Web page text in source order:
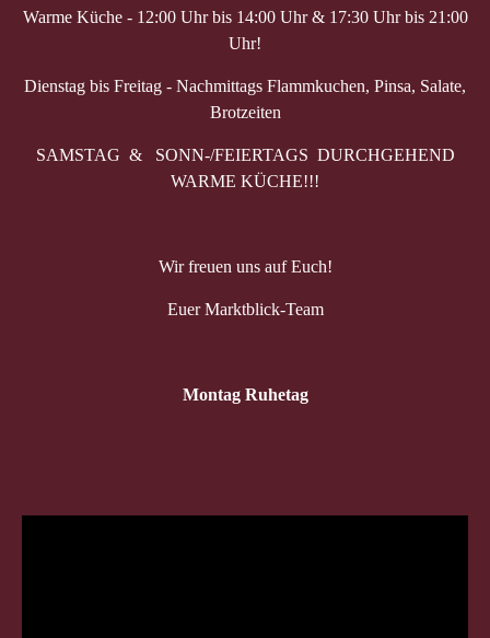
Warme Küche - 12:00 Uhr bis 14:00 Uhr & 17:30 Uhr bis 21:00
Uhr!
Dienstag bis Freitag - Nachmittags Flammkuchen, Pinsa, Salate,
Brotzeiten
SAMSTAG & SONN-/FEIERTAGS DURCHGEHEND
WARME KÜCHE!!!
Wir freuen uns auf Euch!
Euer Marktblick-Team
Montag Ruhetag